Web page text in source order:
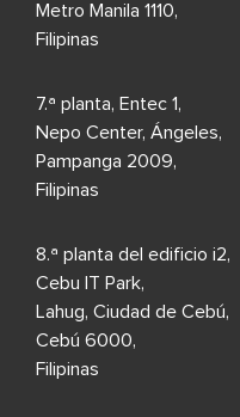
Metro Manila 1110,
Filipinas
7.ª planta, Entec 1,
Nepo Center, Ángeles,
Pampanga 2009,
Filipinas
8.ª planta del edificio i2,
Cebu IT Park,
Lahug, Ciudad de Cebú,
Cebú 6000,
Filipinas